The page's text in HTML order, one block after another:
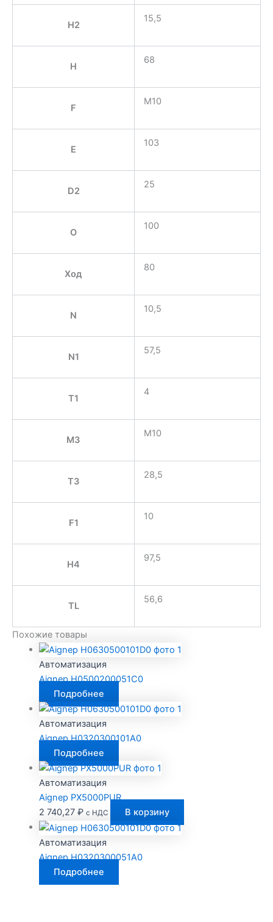
H2
15,5
H
68
F
M10
E
103
D2
25
O
100
Ход
80
N
10,5
N1
57,5
T1
4
M3
M10
T3
28,5
F1
10
H4
97,5
TL
56,6
Похожие товары
Автоматизация
Aignep H0500200051C0
Подробнее
Автоматизация
Aignep H0320300101A0
Подробнее
Автоматизация
Aignep PX5000PUR
2 740,27 ₽ с НДС В корзину
Автоматизация
Aignep H0320300051A0
Подробнее